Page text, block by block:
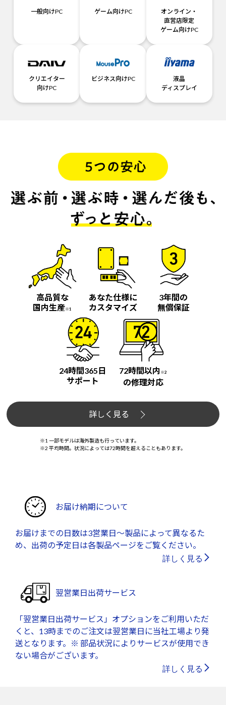
一般向けPC ゲーム向けPC
オンライン・
直営店限定
ゲーム向けPC
クリエイター
向けPC
ビジネス向けPC
液晶
ディスプレイ
高品質な
国内生産※1
あなた仕様に
カスタマイズ
3年間の
無償保証
24時間365日
サポート
72時間以内 ※2
の修理対応
詳しく見る
※1 一部モデルは海外製造も行っています。
※2 平均時間。状況によっては72時間を超えることもあります。
お届け納期について
お届けまでの日数は3営業日～製品によって異なるた
め、出荷の予定日は各製品ページをご覧ください。
詳しく見る
翌営業日出荷サービス
「翌営業日出荷サービス」オプションをご利用いただ
くと、13時までのご注文は翌営業日に当社工場より発
送となります。※ 部品状況によりサービスが使用でき
ない場合がございます。
詳しく見る